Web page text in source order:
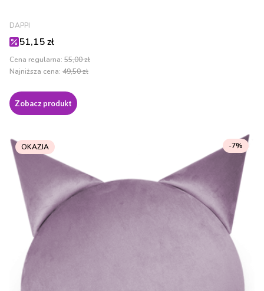
PRODUCENT
DAPPI
Cena promocyjna
51,15 zł
Cena regularna: 55,00 zł
Najniższa cena: 49,50 zł
Zobacz produkt
OKAZJA -7%